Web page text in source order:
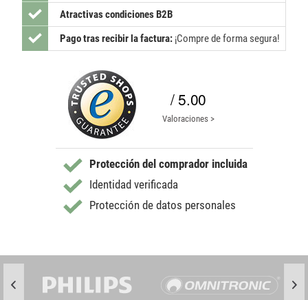
Atractivas condiciones B2B
Pago tras recibir la factura: ¡Compre de forma segura!
/ 5.00
Valoraciones >
Protección del comprador incluida
Identidad verificada
Protección de datos personales